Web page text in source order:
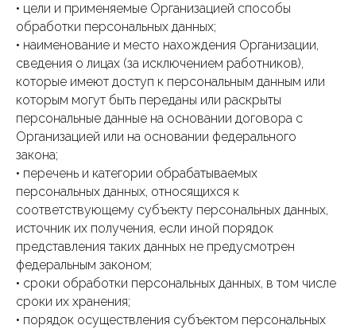
• цели и применяемые Организацией способы
обработки персональных данных;
• наименование и место нахождения Организации,
сведения о лицах (за исключением работников),
которые имеют доступ к персональным данным или
которым могут быть переданы или раскрыты
персональные данные на основании договора с
Организацией или на основании федерального
закона;
• перечень и категории обрабатываемых
персональных данных, относящихся к
соответствующему субъекту персональных данных,
источник их получения, если иной порядок
представления таких данных не предусмотрен
федеральным законом;
• сроки обработки персональных данных, в том числе
сроки их хранения;
• порядок осуществления субъектом персональных